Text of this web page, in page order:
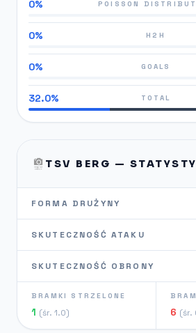
0% POISSON
0% H2H
0% GOALS
32.0% TOTAL
TSV BERG —
FORMA DRUŻYNY
SKUTECZNOŚĆ ATAKU
SKUTECZNOŚĆ OBRONY
BRAMKI STRZELONE
1 (śr. 1.0) 6 (śr.